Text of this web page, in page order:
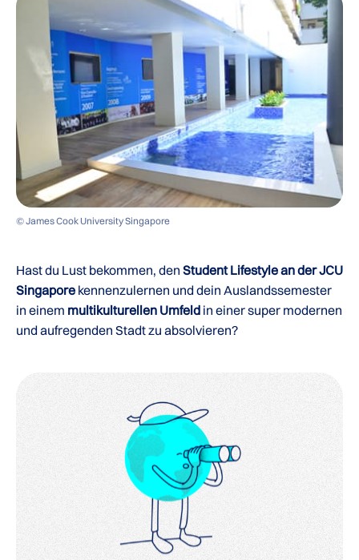
© James Cook University Singapore
Hast du Lust bekommen, den Student Lifestyle an der JCU
Singapore kennenzulernen und dein Auslandssemester
in einem multikulturellen Umfeld in einer super modernen
und aufregenden Stadt zu absolvieren?